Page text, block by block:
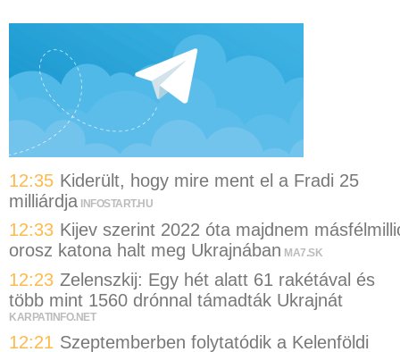
12:35 Kiderült, hogy mire ment el a Fradi 25
milliárdja INFOSTART.HU
12:33 Kijev szerint 2022 óta majdnem
orosz katona halt meg Ukrajnában MA7.SK
12:23 Zelenszkij: Egy hét alatt 61 rakétával és
több mint 1560 drónnal támadták Ukrajnát
KARPATINFO.NET
12:21 Szeptemberben folytatódik a Kelenföldi